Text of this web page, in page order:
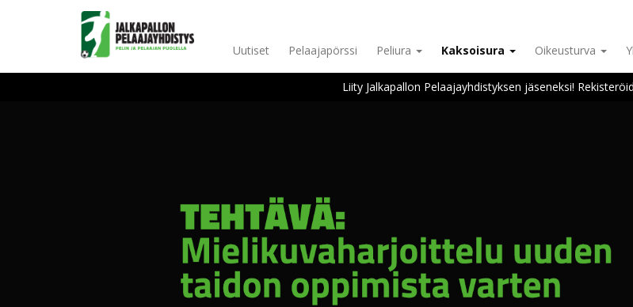
Uutiset
Pelaajapörssi Peliura Kaksoisura Oikeusturva
Liity Jalkapallon Pelaajayhdistyksen jäseneksi!